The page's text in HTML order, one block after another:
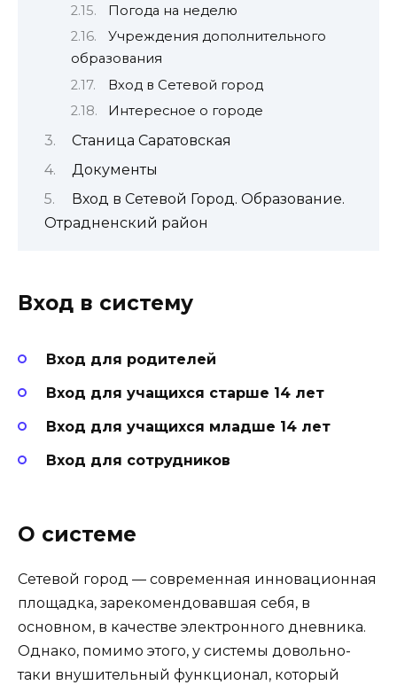
Погода на неделю
Учреждения дополнительного
образования
Вход в Сетевой город
Интересное о городе
Станица Саратовская
Документы
Вход в Сетевой Город. Образование.
Отрадненский район
Вход в систему
Вход для родителей
Вход для учащихся старше 14 лет
Вход для учащихся младше 14 лет
Вход для сотрудников
О системе
Сетевой город — современная инновационная
площадка, зарекомендовавшая себя, в
основном, в качестве электронного дневника.
Однако, помимо этого, у системы довольно-
таки внушительный функционал, который